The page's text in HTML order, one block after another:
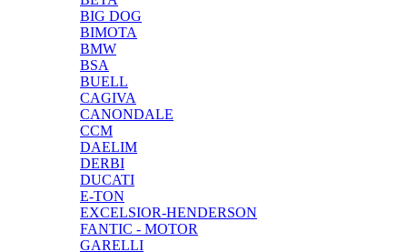
BIG DOG
BIMOTA
BMW
BSA
BUELL
CAGIVA
CANONDALE
CCM
DAELIM
DERBI
DUCATI
E-TON
EXCELSIOR-HENDERSON
FANTIC - MOTOR
GARELLI